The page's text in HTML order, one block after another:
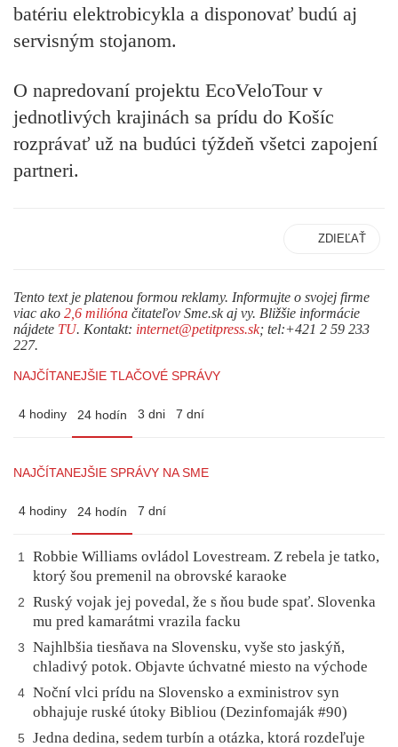
batériu elektrobicykla a disponovať budú aj
servisným stojanom.
O napredovaní projektu EcoVeloTour v
jednotlivých krajinách sa prídu do Košíc
rozprávať už na budúci týždeň všetci zapojení
partneri.
ZDIEĽAŤ
Tento text je platenou formou reklamy. Informujte o svojej firme
viac ako 2,6 milióna čitateľov Sme.sk aj vy. Bližšie informácie
nájdete TU. Kontakt: internet@petitpress.sk; tel:+421 2 59 233
227.
NAJČÍTANEJŠIE TLAČOVÉ SPRÁVY
4 hodiny 24 hodín 3 dni 7 dní
NAJČÍTANEJŠIE SPRÁVY NA SME
4 hodiny 24 hodín 7 dní
1
Robbie Williams ovládol Lovestream. Z rebela je tatko,
ktorý šou premenil na obrovské karaoke
2
Ruský vojak jej povedal, že s ňou bude spať. Slovenka
mu pred kamarátmi vrazila facku
3
Najhlbšia tiesňava na Slovensku, vyše sto jaskýň,
chladivý potok. Objavte úchvatné miesto na východe
4 Noční vlci prídu na Slovensko a exministrov syn
obhajuje ruské útoky Bibliou (Dezinfomaják #90)
5
Jedna dedina, sedem turbín a otázka, ktorá rozdeľuje